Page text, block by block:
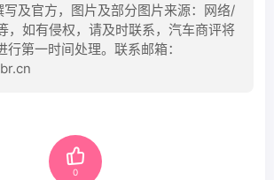
及官方，图片及部分图片来源：网络/
，如有侵权，请及时联系，汽车商评将
第一时间处理。联系邮箱：
0